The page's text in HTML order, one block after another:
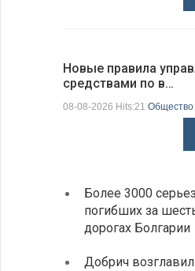
Новые правила
средствами по в…
08-08-2026 Hits:21 Общество
Более 3000
погибших за
дорогах Болгарии
Добрич